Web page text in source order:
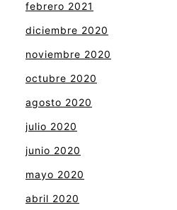
febrero 2021
diciembre 2020
noviembre 2020
octubre 2020
agosto 2020
julio 2020
junio 2020
mayo 2020
abril 2020